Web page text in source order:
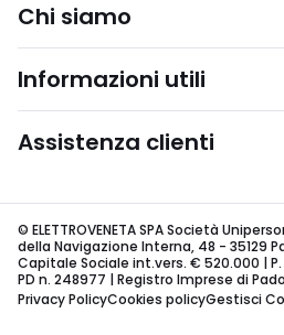
Chi siamo
Informazioni utili
Assistenza clienti
© ELETTROVENETA SPA Società
della Navigazione Interna, 48 - 35129
Capitale Sociale int.vers. € 520.000 | P.
PD n. 248977 | Registro Imprese di
Privacy PolicyCookies policyGestisci